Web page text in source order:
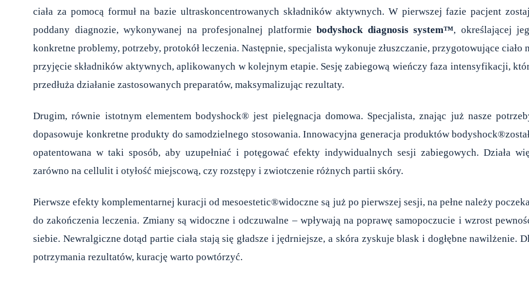
ciała za pomocą formuł na bazie ultraskoncentrowanych składników aktywnych. W pierwszej fazie pacjent
poddany diagnozie, wykonywanej na profesjonalnej platformiebodyshock diagnosis system™, określającej
konkretne problemy, potrzeby, protokół leczenia. Następnie, specjalista wykonuje złuszczanie, przygotowujące ciało
przyjęcie składników aktywnych, aplikowanych w kolejnym etapie. Sesję zabiegową wieńczy faza intensyfikacji,
przedłuża działanie zastosowanych preparatów, maksymalizując rezultaty.
Drugim, równie istotnym elementem bodyshock® jest pielęgnacja domowa. Specjalista, znając już nasze
dopasowuje konkretne produkty do samodzielnego stosowania. Innowacyjna generacja produktów
opatentowana w taki sposób, aby uzupełniać i potęgować efekty indywidualnych sesji zabiegowych. Działa
zarówno na cellulit i otyłość miejscową, czy rozstępy i zwiotczenie różnych partii skóry.
Pierwsze efekty komplementarnej kuracji od mesoestetic®widoczne są już po pierwszej sesji, na pełne należy
do zakończenia leczenia. Zmiany są widoczne i odczuwalne – wpływają na poprawę samopoczucie i wzrost
siebie. Newralgiczne dotąd partie ciała stają się gładsze i jędrniejsze, a skóra zyskuje blask i dogłębne nawilżenie.
potrzymania rezultatów, kurację warto powtórzyć.